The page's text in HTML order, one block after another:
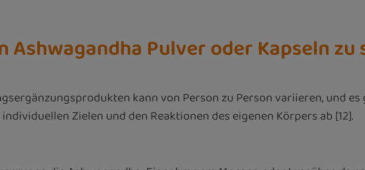
Ashwagandha Pulver oder Kapseln zu
kann von Person zu Person variieren, und
Zielen und den Reaktionen des eigenen Körpers ab [12].